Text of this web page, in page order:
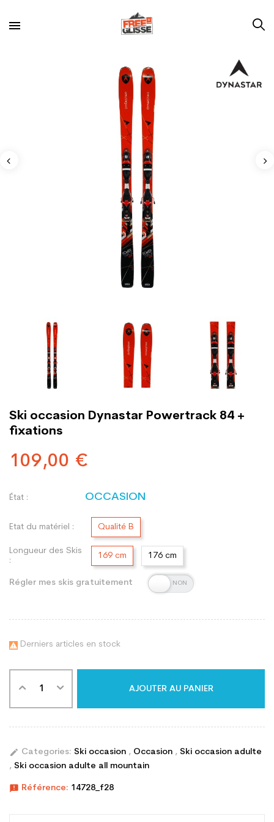
Ski occasion Dynastar Powertrack 84 +
fixations
109,00 €
État : OCCASION
Etat du matériel : Qualité B
Longueur des Skis
:
169 cm 176 cm
Régler mes skis gratuitement
 Derniers articles en stock
AJOUTER AU PANIER
edit Categories: Ski occasion , Occasion , Ski occasion adulte
, Ski occasion adulte all mountain
announcement Référence: 14728_f28